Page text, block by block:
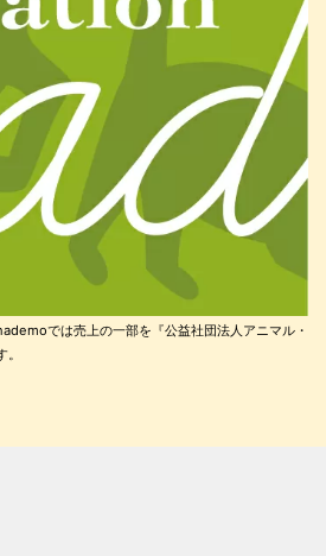
では売上の一部を『公益社団法人アニマル・